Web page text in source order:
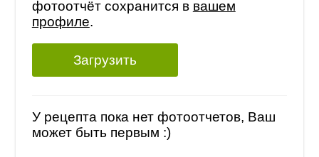
фотоотчёт сохранится в вашем
профиле.
Загрузить
У рецепта пока нет фотоотчетов, Ваш
может быть первым :)